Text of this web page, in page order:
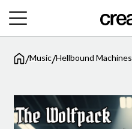
/Music/Hellbound Machines